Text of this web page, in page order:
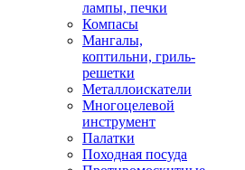
лампы, печки
Компасы
Мангалы,
коптильни, гриль-
решетки
Металлоискатели
Многоцелевой
инструмент
Палатки
Походная посуда